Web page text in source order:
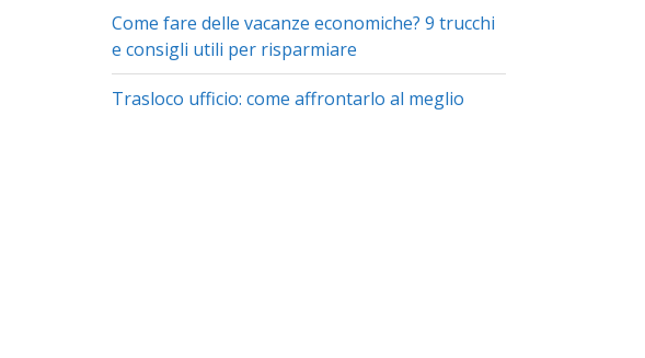
Come fare delle vacanze economiche? 9 trucchi
e consigli utili per risparmiare
Trasloco ufficio: come affrontarlo al meglio